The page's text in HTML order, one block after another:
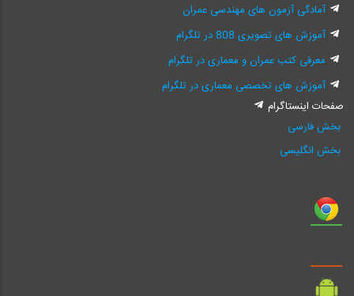
آمادگی آزمون های مهندسی عمران
آموزش های تصویری 808 در تلگرام
معرفی کتب عمران و معماری در تلگرام
آموزش های تخصصی معماری در تلگرام
صفحات اینستاگرام
بخش فارسی
بخش انگلیسی